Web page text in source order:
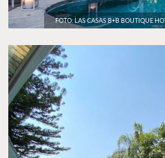
FOTO: LAS CASAS B+B BOUTIQUE